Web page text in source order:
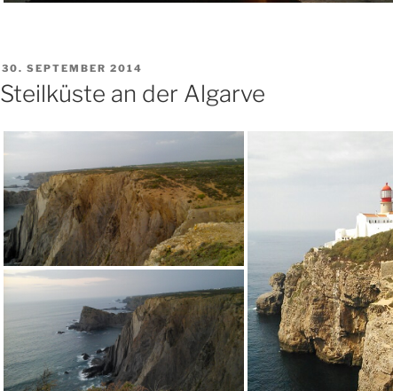
VERÖFFENTLICHT
AM
30. SEPTEMBER 2014
Steilküste an der Algarve